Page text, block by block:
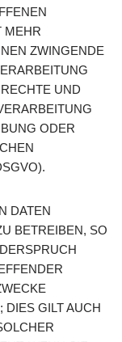
MEHR
ZWINGENDE
UND
ODER
DATEN
BETREIBEN, SO
DIES GILT AUCH